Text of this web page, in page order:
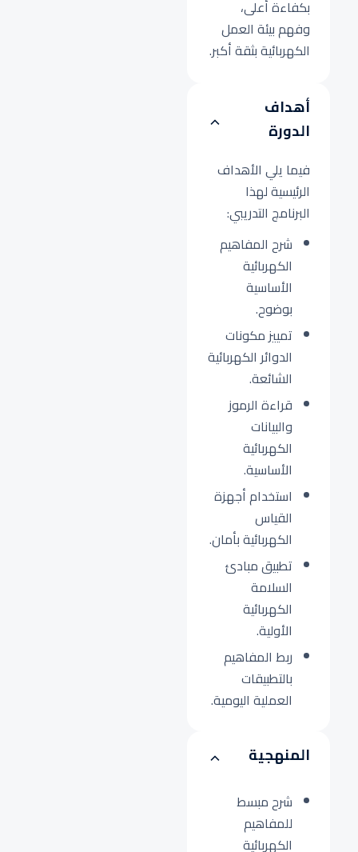
بكفاءة أعلى،
وفهم بيئة العمل
الكهربائية بثقة أكبر.
أهداف
الدورة
فيما يلي الأهداف
الرئيسية لهذا
البرنامج التدريبي:
شرح المفاهيم
الكهربائية
الأساسية
بوضوح.
تمييز مكونات
الدوائر الكهربائية
الشائعة.
قراءة الرموز
والبيانات
الكهربائية
الأساسية.
استخدام أجهزة
القياس
الكهربائية بأمان.
تطبيق مبادئ
السلامة
الكهربائية
الأولية.
ربط المفاهيم
بالتطبيقات
العملية اليومية.
المنهجية
شرح مبسط
للمفاهيم
الكهربائية